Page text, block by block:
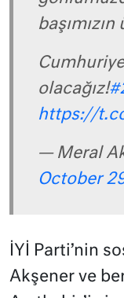
olacağız!
https://
— Meral
October
İYİ Parti’nin
Akşener ve